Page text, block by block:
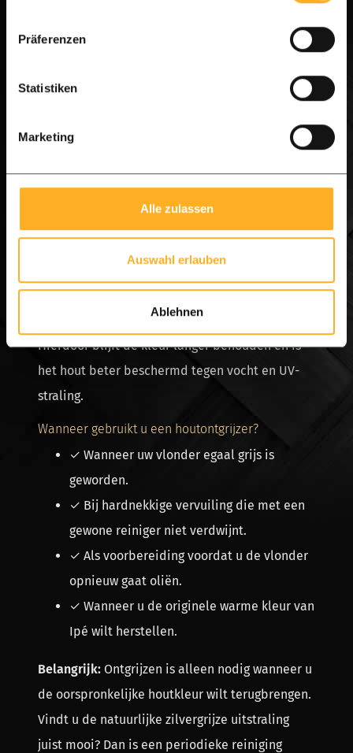
Präferenzen
Statistiken
Marketing
Alle zulassen
Auswahl erlauben
Ablehnen
natuurlijke zilvergrijze kleur. Dit is een normaal
proces en heeft geen invloed op de kwaliteit,
stabiliteit of levensduur van Ipé hardhout. Wilt
u de oorspronkelijke warme bruine kleur
verweerde toplaag, waardoor de natuurlijke
kleur van het hout grotendeels terugkeert. Na
de behandeling adviseren wij om de vlonder te
beschermen met een geschikte
Hierdoor blijft de kleur langer behouden en is
het hout beter beschermd tegen vocht en UV-
straling.
Wanneer gebruikt u een houtontgrijzer?
✓ Wanneer uw vlonder egaal grijs is
geworden.
✓ Bij hardnekkige vervuiling die met een
gewone reiniger niet verdwijnt.
✓ Als voorbereiding voordat u de vlonder
opnieuw gaat oliën.
✓ Wanneer u de originele warme kleur van
Ipé wilt herstellen.
Belangrijk: Ontgrijzen is alleen nodig wanneer u
de oorspronkelijke houtkleur wilt terugbrengen.
Vindt u de natuurlijke zilvergrijze uitstraling
juist mooi? Dan is een periodieke reiniging